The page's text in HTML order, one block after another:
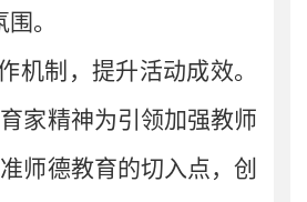
。
机制，提升活动成效。
家精神为引领加强教师
师德教育的切入点，创